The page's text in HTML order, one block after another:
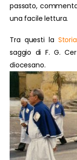
passato,
una facile lettura.
Tra questi la
saggio di F. G.
diocesano.